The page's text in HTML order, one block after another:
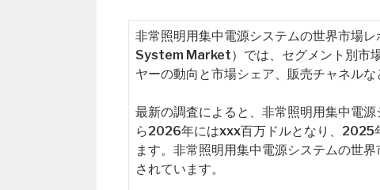
非常照明用集中電源システムの世界市
System Market）では、セグメント別市
ヤーの動向と市場シェア、販売チャネル
最新の調査によると、非常照明用集中電
ら2026年にはxxx百万ドルとなり、2025
ます。非常照明用集中電源システムの世
されています。